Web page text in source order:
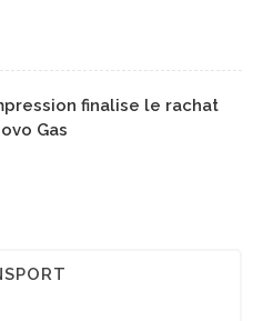
finalise le rachat
Gas